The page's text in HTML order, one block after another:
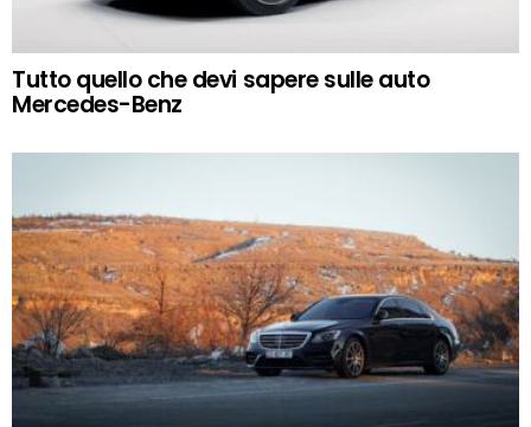
Tutto quello che devi sapere sulle auto
Mercedes-Benz